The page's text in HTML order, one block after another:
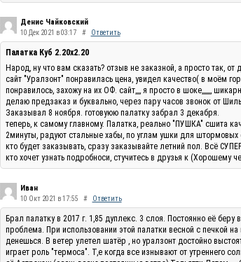
Денис Чайковский
10 Дек 2021 в 03:17 # Ответить
Палатка Куб 2.20x2.20
Народ, ну что вам сказать? отзыв не заказной, а просто так,
сайт "Уралзонт" понравилась цена, увидел качество( в моём
понравилось, захожу на их ОФ. сайт,,,, я просто в шоке,,,,,,,
делаю предзаказ и буквально, через пару часов звонок от
Заказывал 8 ноября. готовуюю палатку забрал 3 декабря.
теперь, к самому главному. Палатка, реально "ПУШКА" сшита
2минуты, радуют стальные хабы, по углам ушки для штормовых
кто будет заказывать, сразу заказывайте летний пол. Всё
кто хочет узнать подробноси, стучитесь в друзья к (Хорошему
Иван
10 Окт 2021 в 17:55 # Ответить
Брал палатку в 2017 г. 1,85 дуплекс. 3 слоя. Постоянно её
проблема. При использовании этой палатки весной с печкой
денешься. В ветер улетел шатёр , но уралзонт достойно
играет роль "термоса". Т,е когда все изнывают от утреннего